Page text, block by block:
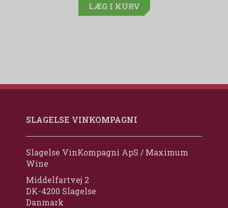
LÆG I KURV
SLAGELSE VINKOMPAGNI
Slagelse VinKompagni ApS / Maximum
Wine
Middelfartvej 2
DK-4200 Slagelse
Danmark